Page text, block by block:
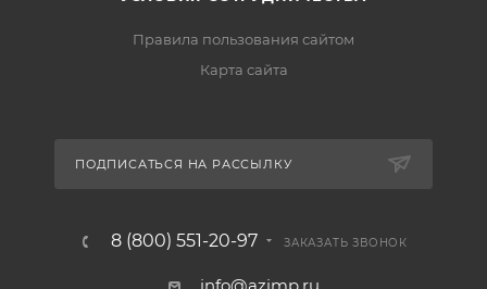
Правила пользования сайтом
Карта сайта
ПОДПИСАТЬСЯ НА РАССЫЛКУ
8 (800) 551-20-97 ЗАКАЗАТЬ ЗВОНОК